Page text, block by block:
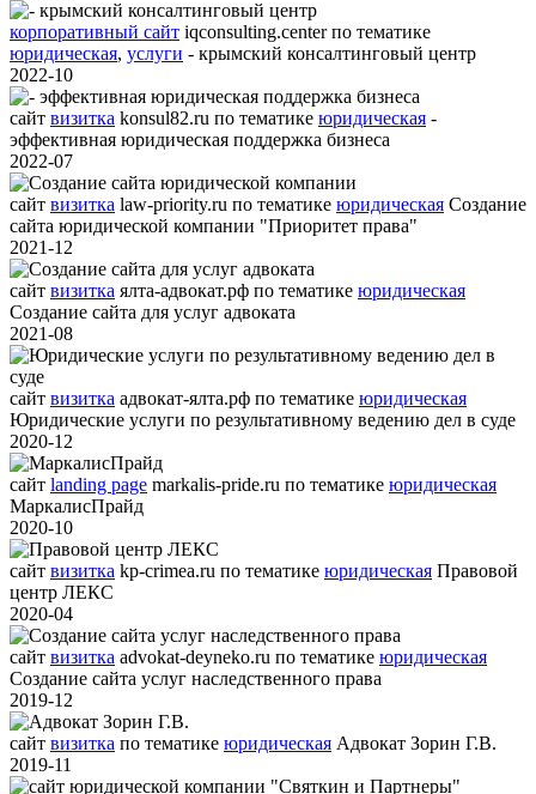
корпоративный сайт iqconsulting.centerпо тематике
юридическая, услуги - крымский консалтинговый центр
2022-10
сайт визитка konsul82.ru по тематике юридическая -
эффективная юридическая поддержка бизнеса
2022-07
сайт визитка law-priority.ru по тематике юридическая Создание
сайта юридической компании "Приоритет права"
2021-12
сайт визитка ялта-адвокат.рф по тематике юридическая
Создание сайта для услуг адвоката
2021-08
сайт визитка адвокат-ялта.рф по тематике юридическая
Юридические услуги по результативному ведению дел в суде
2020-12
сайт landing page markalis-pride.ru по тематике юридическая
МаркалисПрайд
2020-10
сайт визитка kp-crimea.ru по тематике юридическая Правовой
центр ЛЕКС
2020-04
сайт визитка advokat-deyneko.ru по тематике юридическая
Создание сайта услуг наследственного права
2019-12
сайт визитка по тематике юридическая Адвокат Зорин Г.В.
2019-11